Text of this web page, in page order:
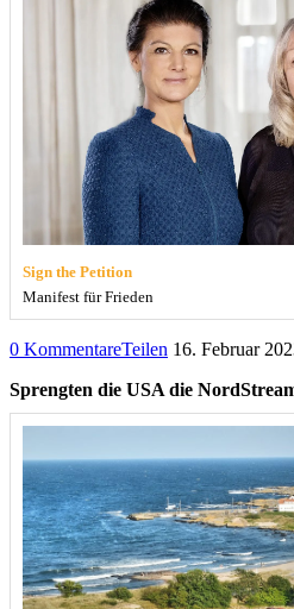
Sign the Petition
Manifest für Frieden
0 KommentareTeilen 16. Februar
Sprengten die USA die